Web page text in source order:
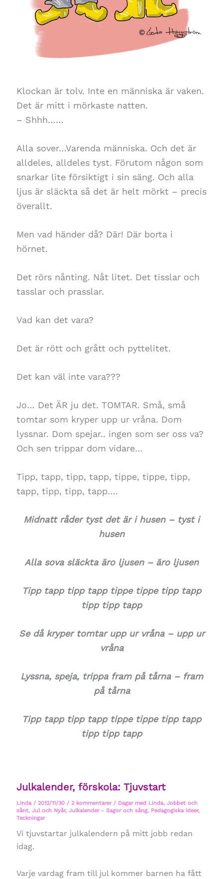
Klockan är tolv. Inte en människa är vaken.
Det är mitt i mörkaste natten.
– Shhh……
Alla sover…Varenda människa. Och det är
alldeles, alldeles tyst. Förutom någon som
snarkar lite försiktigt i sin säng. Och alla
ljus är släckta så det är helt mörkt – precis
överallt.
Men vad händer då? Där! Där borta i
hörnet.
Det rörs nånting. Nåt litet. Det tisslar och
tasslar och prasslar.
Vad kan det vara?
Det är rött och grått och pyttelitet.
Det kan väl inte vara???
Jo… Det ÄR ju det. TOMTAR. Små, små
tomtar som kryper upp ur vråna. Dom
lyssnar. Dom spejar.. ingen som ser oss va?
Och sen trippar dom vidare…
Tipp, tapp, tipp, tapp, tippe, tippe, tipp,
tapp, tipp, tipp, tapp….
Midnatt råder tyst det är i husen – tyst i
husen
Alla sova släckta äro ljusen – äro ljusen
Tipp tapp tipp tapp tippe tippe tipp tapp
tipp tipp tapp
Se då kryper tomtar upp ur vråna – upp ur
vråna
Lyssna, speja, trippa fram på tårna – fram
på tårna
Tipp tapp tipp tapp tippe tippe tipp tapp
tipp tipp tapp
Julkalender, förskola: Tjuvstart
Linda / 2012/11/30 / 2 kommentarer / Dagar med Linda, Jobbet och
sånt, Jul och Nyår, Julkalender - Sagor och sång, Pedagogiska ideer,
Teckningar
Vi tjuvstartar julkalendern på mitt jobb redan
idag.
Varje vardag fram till jul kommer barnen ha fått